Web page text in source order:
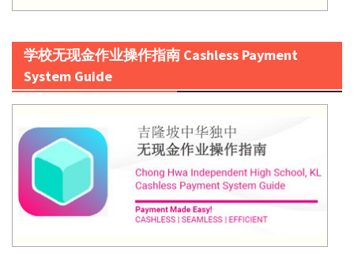
学校无现金作业操作指南 Cashless Payment
System Guide